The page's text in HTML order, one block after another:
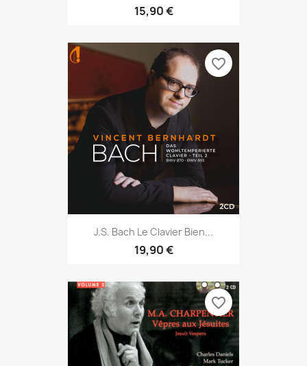
15,90 €
J.S. Bach Le Clavier Bien...
19,90 €
favorite_border
favorite_border